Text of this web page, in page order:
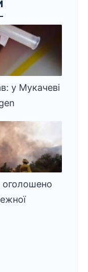
у Мукачеві
оголошено